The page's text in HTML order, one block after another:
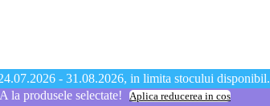
- 31.08.2026, in limita stocului disponibil.
produsele selectate!
Aplica reducerea in cos